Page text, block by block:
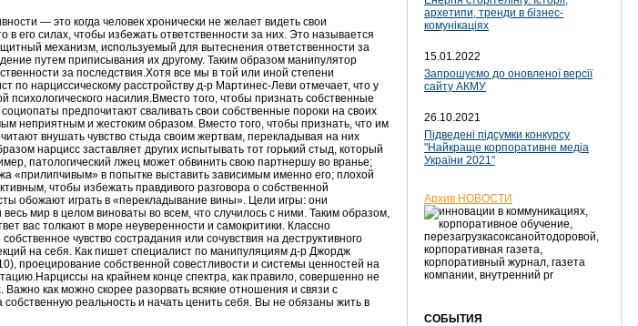
— это когда человек хронически не желает видеть свои
в его силах, чтобы избежать ответственности за них. Это называется
механизм, используемый для вытеснения ответственности за
путем приписывания их другому. Таким образом манипулятор
за последствия.Хотя все мы в той или иной степени
по нарциссическому расстройству д-р Мартинес-Леви отмечает, что у
психологического насилия.Вместо того, чтобы признать собственные
предпочитают сваливать свои собственные пороки на своих
неприятным и жестоким образом. Вместо того, чтобы признать, что им
внушать чувство стыда своим жертвам, перекладывая на них
нарцисс заставляет других испытывать тот горький стыд, который
патологический лжец может обвинить свою партнершу во вранье;
«прилипчивым» в попытке выставить зависимым именно его; плохой
чтобы избежать правдивого разговора о собственной
обожают играть в «перекладывание вины». Цели игры: они
мир в целом виноваты во всем, что случилось с ними. Таким образом,
вас толкают в море неуверенности и самокритики. Классно
чувство сострадания или сочувствия на деструктивного
на себя. Как пишет специалист по манипуляциям д-р Джордж
проецирование собственной совестливости и системы ценностей на
на крайнем конце спектра, как правило, совершенно не
как можно скорее разорвать всякие отношения и связи с
реальность и начать ценить себя. Вы не обязаны жить в
архетипи, тренди в бізнес-
комунікаціях
15.01.2022
Запрошуємо до оновленої версії
сайту АКМУ
26.10.2021
Підведені підсумки конкурсу
"Найкраще корпоративне медіа
України 2021"
Архив НОВОСТИ
СОБЫТИЯ